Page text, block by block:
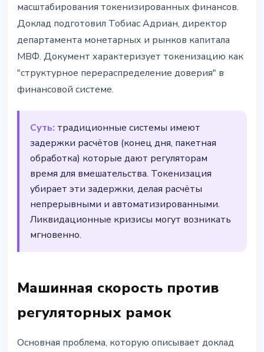
6 апреля 2026 г.3 мин чтения
Наталия Дорофеева
масштабирования токенизированных финансов.
Доклад подготовил Тобиас Адриан, директор
департамента монетарных и рынков капитала
МВФ. Документ характеризует токенизацию как
"структурное перераспределение доверия" в
финансовой системе.
Суть: традиционные системы имеют
задержки расчётов (конец дня, пакетная
обработка) которые дают регуляторам
время для вмешательства. Токенизация
убирает эти задержки, делая расчёты
непрерывными и автоматизированными.
Ликвидационные кризисы могут возникать
мгновенно.
Машинная скорость против
регуляторных рамок
Основная проблема, которую описывает доклад